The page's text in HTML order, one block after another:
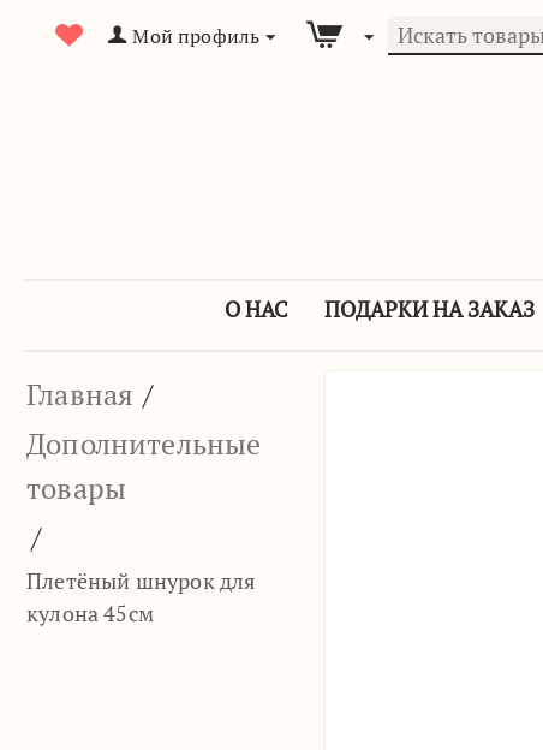
Мой профиль
О НАС ПОДАРКИ НА ЗАКАЗ
Главная /
Дополнительные
товары
/
Плетёный шнурок для
кулона 45см